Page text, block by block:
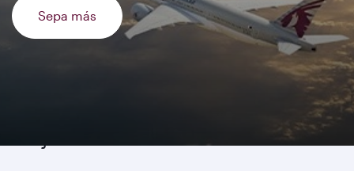
Sepa más
Viaje al centro de la acción